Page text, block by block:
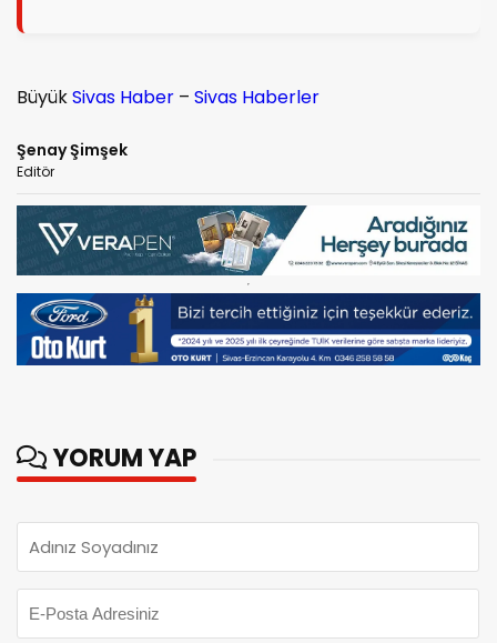
BüyükSivas Haber – Sivas Haberler
Şenay Şimşek
Editör
YORUM YAP